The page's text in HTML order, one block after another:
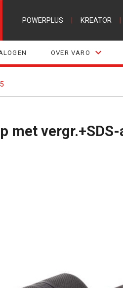
POWERPLUS KREATOR
OVER VARO
met